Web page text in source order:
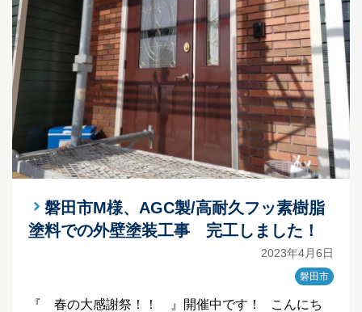
磐田市M様、AGC製/高耐久フッ素樹脂
塗料での外壁塗装工事 完工しました！
2023年4月6日
磐田市
『 春の大感謝祭！！ 』開催中です！ こんにち